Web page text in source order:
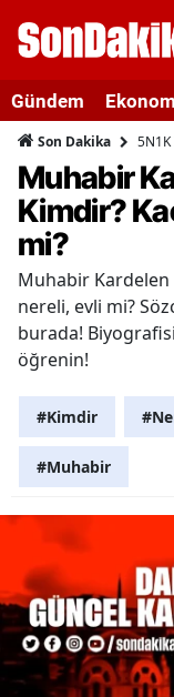
Gündem
Son Dakika
Muhabir
Kimdir?
mi?
Muhabir Kardelen
nereli, evli mi?
burada!
öğrenin!
#Kimdir
#Muhabir